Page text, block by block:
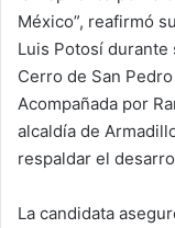
México”, reafirmó
Luis Potosí
Cerro de San
Acompañada por
alcaldía de
respaldar el
La candidata